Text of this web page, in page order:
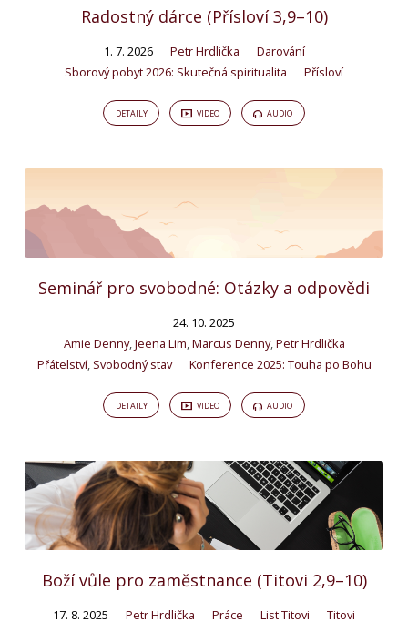
Radostný dárce (Přísloví 3,9–10)
1. 7. 2026 Petr Hrdlička
Darování
Sborový pobyt 2026: Skutečná spiritualita
Přísloví
DETAILY VIDEO AUDIO
Seminář pro svobodné: Otázky a odpovědi
24. 10. 2025
Amie Denny,Jeena Lim,Marcus Denny,Petr Hrdlička
Přátelství, Svobodný stav Konference 2025: Touha po Bohu
DETAILY VIDEO AUDIO
Boží vůle pro zaměstnance (Titovi 2,9–10)
17. 8. 2025 Petr Hrdlička Práce List Titovi Titovi